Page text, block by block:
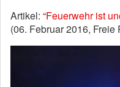
Artikel: “Feuerwehr ist
(06. Februar 2016, Freie